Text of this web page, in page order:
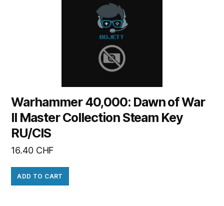
Warhammer 40,000: Dawn of War
II Master Collection Steam Key
RU/CIS
16.40 CHF
ADD TO CART